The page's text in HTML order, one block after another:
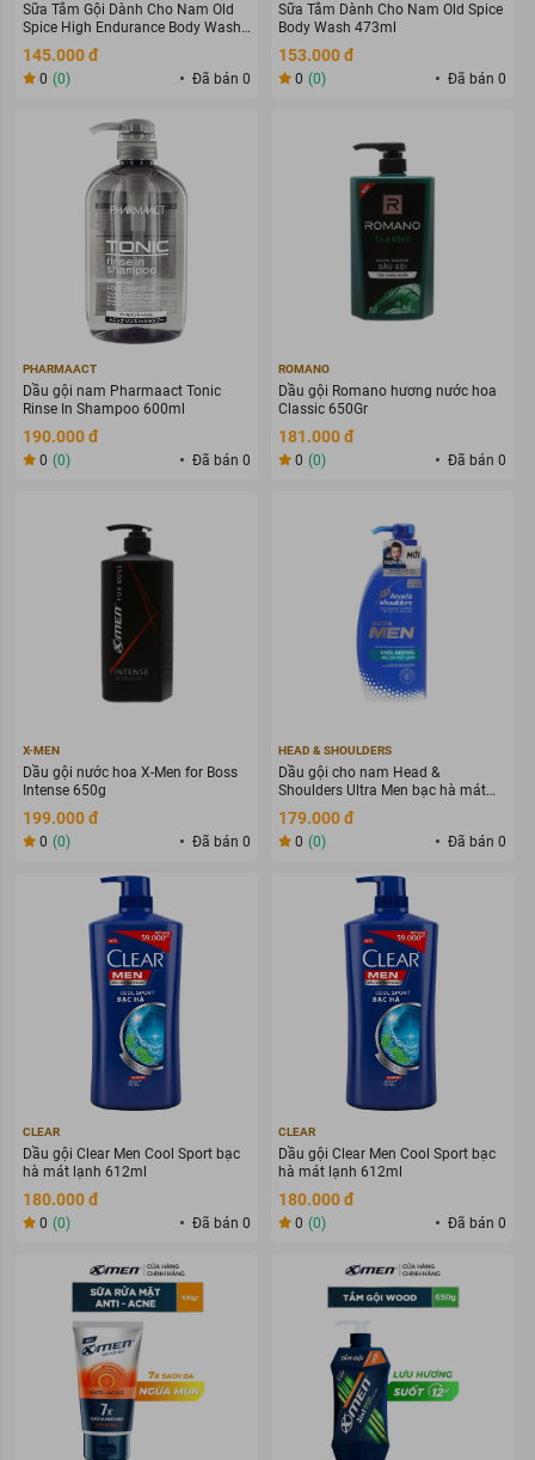
Sữa Tắm Gội Dành Cho Nam Old
Spice High Endurance Body Wash
532ml
145.000 đ
0 (0) Đã bán 0
Sữa Tắm Dành Cho Nam Old Spice
Body Wash 473ml
153.000 đ
0 (0) Đã bán 0
PHARMAACT
Dầu gội nam Pharmaact Tonic
Rinse In Shampoo 600ml
190.000 đ
0 (0) Đã bán 0
ROMANO
Dầu gội Romano hương nước hoa
Classic 650Gr
181.000 đ
0 (0) Đã bán 0
X-MEN
Dầu gội nước hoa X-Men for Boss
Intense 650g
199.000 đ
0 (0) Đã bán 0
HEAD & SHOULDERS
Dầu gội cho nam Head &
Shoulders Ultra Men bạc hà mát
lạnh 650ml
179.000 đ
0 (0) Đã bán 0
CLEAR
Dầu gội Clear Men Cool Sport bạc
hà mát lạnh 612ml
180.000 đ
0 (0) Đã bán 0
CLEAR
Dầu gội Clear Men Cool Sport bạc
hà mát lạnh 612ml
180.000 đ
0 (0) Đã bán 0